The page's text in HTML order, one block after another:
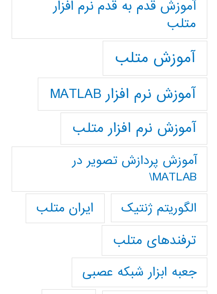
آموزش قدم به قدم نرم افزار
متلب
آموزش متلب
آموزش نرم افزار MATLAB
آموزش نرم افزار متلب
آموزش پردازش تصوير در
MATLAB\
الگوریتم ژنتیک
ایران متلب
ترفندهای متلب
جعبه ابزار شبکه عصبی